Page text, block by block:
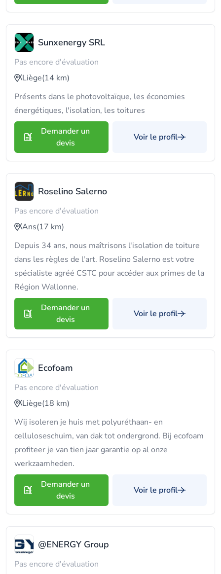
Sunxenergy SRL
Pas encore d'évaluation
Liège(14 km)
Présents dans le photovoltaïque, les économies
énergétiques, l'isolation, les toitures
Demander un
devis
Voir le profil
Roselino Salerno
Pas encore d'évaluation
Ans(17 km)
Depuis 34 ans, nous maîtrisons l'isolation de toiture
dans les règles de l'art. Roselino Salerno est votre
spécialiste agréé CSTC pour accéder aux primes de la
Région Wallonne.
Demander un
devis
Voir le profil
Ecofoam
Pas encore d'évaluation
Liège(18 km)
Wij isoleren je huis met polyuréthaan- en
celluloseschuim, van dak tot ondergrond. Bij ecofoam
profiteer je van tien jaar garantie op al onze
werkzaamheden.
Demander un
devis
Voir le profil
@ENERGY Group
Pas encore d'évaluation